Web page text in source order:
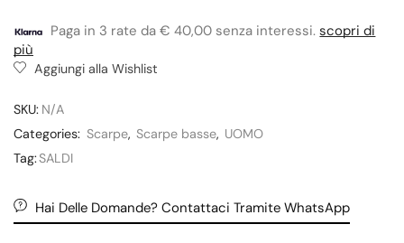
Paga in 3 rate da € 40,00 senza interessi.scopri di
più
Aggiungi alla Wishlist
SKU: N/A
Categories: Scarpe, Scarpe basse, UOMO
Tag:SALDI
Hai Delle Domande? Contattaci Tramite WhatsApp